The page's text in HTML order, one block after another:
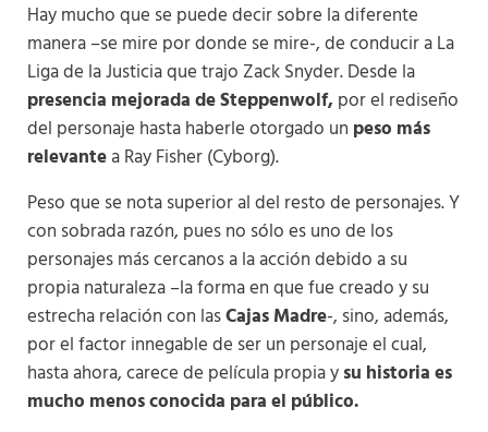
Hay mucho que se puede decir sobre la diferente
manera –se mire por donde se mire-, de conducir a La
Liga de la Justicia que trajo Zack Snyder. Desde la
presencia mejoradade Steppenwolf, por el rediseño
del personaje hasta haberle otorgado un peso más
relevantea Ray Fisher (Cyborg).
Peso que se nota superior al del resto de personajes. Y
con sobrada razón, pues no sólo es uno de los
personajes más cercanos a la acción debido a su
propia naturaleza –la forma en que fue creado y su
estrecha relación con lasCajas Madre-, sino, además,
por el factor innegable de ser un personaje el cual,
hasta ahora, carece de película propia ysu historia es
mucho menos conocida para el público.